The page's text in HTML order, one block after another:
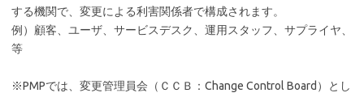
する機関で、変更による利害関係者で構成されます。
例）顧客、ユーザ、サービスデスク、運用スタッフ、サプライヤ、
等
※PMPでは、変更管理員会（ＣＣＢ：Change Control Board）とし